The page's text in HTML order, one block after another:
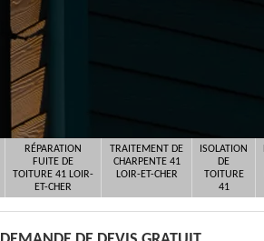
RÉPARATION
FUITE DE
TOITURE 41 LOIR-
ET-CHER
TRAITEMENT DE
CHARPENTE 41
LOIR-ET-CHER
ISOLATION
DE
TOITURE
41